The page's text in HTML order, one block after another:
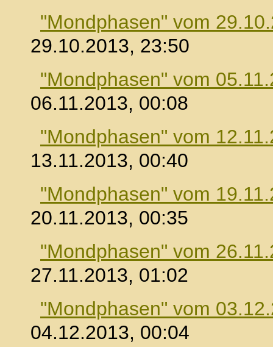
"Mondphasen" vom
29.10.2013, 23:50
"Mondphasen" vom
06.11.2013, 00:08
"Mondphasen" vom
13.11.2013, 00:40
"Mondphasen" vom
20.11.2013, 00:35
"Mondphasen" vom
27.11.2013, 01:02
"Mondphasen" vom
04.12.2013, 00:04